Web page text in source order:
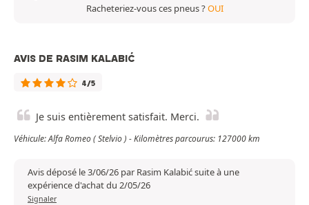
Racheteriez-vous ces pneus ?OUI
AVIS DE RASIM KALABIĆ
4/5
Je suis entièrement satisfait. Merci.
Véhicule: Alfa Romeo ( Stelvio ) - Kilomètres parcourus: 127000 km
Avis déposé le 3/06/26 par Rasim Kalabić suite à une
expérience d'achat du 2/05/26
Signaler